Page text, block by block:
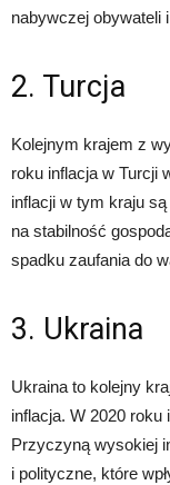
nabywczej obywateli
2. Turcja
Kolejnym krajem z
roku inflacja w Turcji
inflacji w tym kraju
na stabilność
spadku zaufania do
3. Ukraina
Ukraina to kolejny
inflacja. W 2020 roku
Przyczyną wysokiej
i polityczne, które